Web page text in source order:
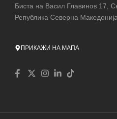
Биста на Васил Главинов 17,
Република Северна
ПРИКАЖИ НА МАПА